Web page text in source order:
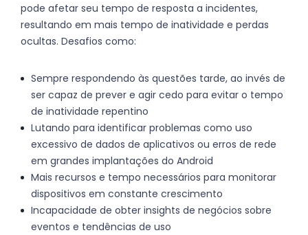
pode afetar seu tempo de resposta a incidentes,
resultando em mais tempo de inatividade e perdas
ocultas. Desafios como:
Sempre respondendo às questões tarde, ao invés de
ser capaz de prever e agir cedo para evitar o tempo
de inatividade repentino
Lutando para identificar problemas como uso
excessivo de dados de aplicativos ou erros de rede
em grandes implantações do Android
Mais recursos e tempo necessários para monitorar
dispositivos em constante crescimento
Incapacidade de obter insights de negócios sobre
eventos e tendências de uso